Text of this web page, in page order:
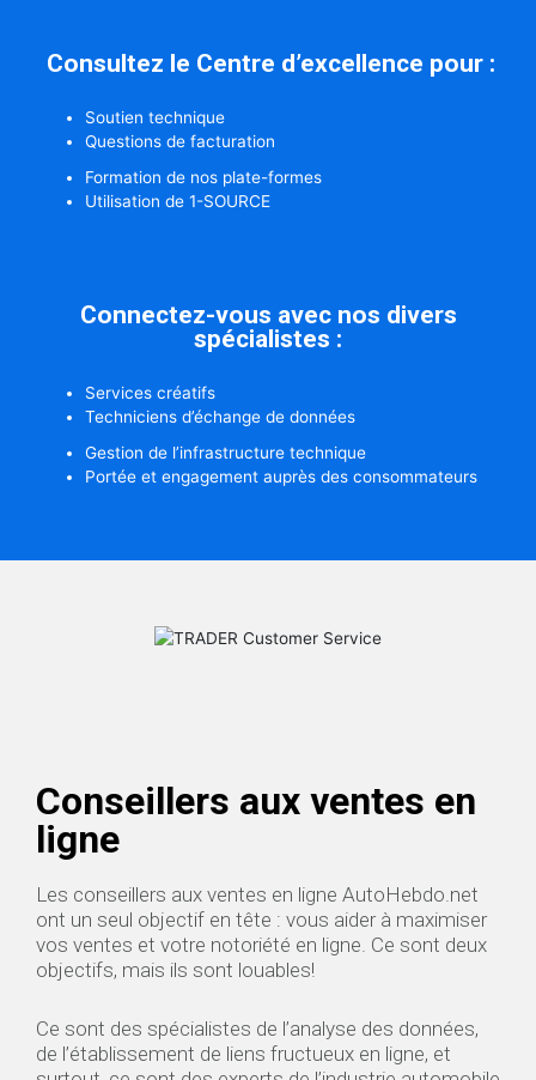
Consultez le Centre d’excellence pour :
Soutien technique
Questions de facturation
Formation de nos plate-formes
Utilisation de 1-SOURCE
Connectez-vous avec nos divers
spécialistes :
Services créatifs
Techniciens d’échange de données
Gestion de l’infrastructure technique
Portée et engagement auprès des consommateurs
Conseillers aux ventes en
ligne
Les conseillers aux ventes en ligne AutoHebdo.net
ont un seul objectif en tête : vous aider à maximiser
vos ventes et votre notoriété en ligne. Ce sont deux
objectifs, mais ils sont louables!
Ce sont des spécialistes de l’analyse des données,
de l’établissement de liens fructueux en ligne, et